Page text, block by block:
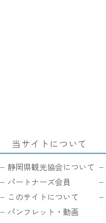
当サイトについて
静岡県観光協会について
パートナーズ会員
このサイトについて
パンフレット・動画